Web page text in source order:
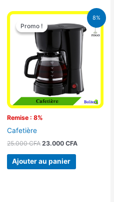
8%
Promo !
Remise : 8%
Promo !
Cafetière
25.000CFA
Le
prix
initial
25.000 CFA.
23.000 CFA
Le
prix
actuel
est :
23.000 CFA.
Ajouter au panier